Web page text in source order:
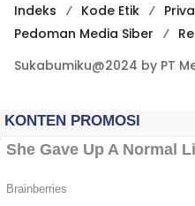
Indeks Kode Etik
Pedoman Media Siber
Sukabumiku@2024 by PT